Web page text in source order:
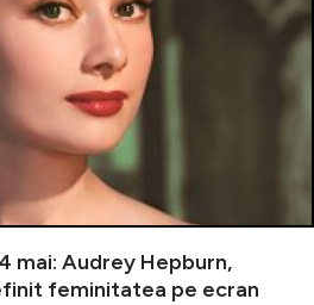
mai: Audrey Hepburn,
feminitatea pe ecran